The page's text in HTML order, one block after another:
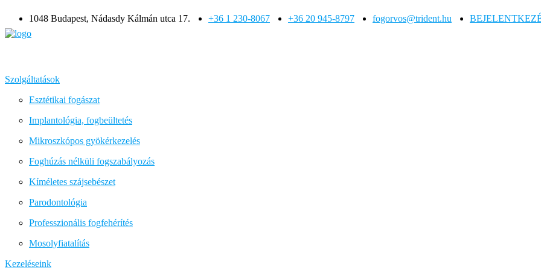
1048 Budapest, Nádasdy Kálmán utca 17. +36 1 230-8067 +36 20 945-8797 fogorvos@trident.hu
Szolgáltatások
Esztétikai fogászat
Implantológia, fogbeültetés
Mikroszkópos gyökérkezelés
Foghúzás nélküli fogszabályozás
Kíméletes szájsebészet
Parodontológia
Professzionális fogfehérítés
Mosolyfiatalítás
Kezeléseink